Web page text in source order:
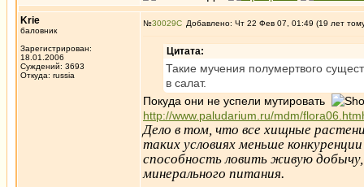
Krie
баловник
Зарегистрирован:
18.01.2006
Суждений: 3693
Откуда: russia
№30029 Добавлено: Чт 22 Фев 07, 01:49 (19 лет
Цитата:
Такие мучения полумертвого
в салат.
Покуда они не успели мутировать
http://www.paludarium.ru/mdm/
Дело в том, что все хищные
таких условиях меньше
способность ловить живую
минерального питания.